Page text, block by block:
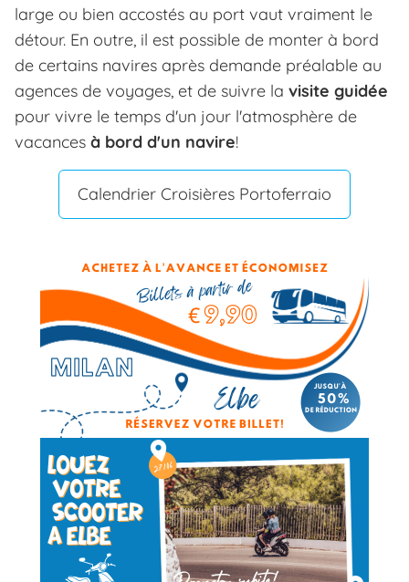
large ou bien accostés au port vaut vraiment le
détour. En outre, il est possible de monter à bord
de certains navires après demande préalable au
agences de voyages, et de suivre la visite guidée
pour vivre le temps d'un jour l'atmosphère de
vacances à bord d'un navire!
Calendrier Croisières Portoferraio